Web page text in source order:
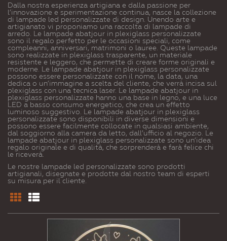
Dalla nostra esperienza artigiana e dalla passione per
l’innovazione e sperimentazione continua, nasce la collezione
di lampade led personalizzate di design. Unendo arte e
artigianato vi proponiamo una raccolta di lampade di
arredo. Le lampade abatjour in plexiglass personalizzate
sono il regalo perfetto per le occasioni speciali, come
compleanni, anniversari, matrimoni o lauree. Queste lampade
sono realizzate in plexiglass trasparente, un materiale
resistente e leggero, che permette di creare forme originali e
moderne. Le lampade abatjour in plexiglass personalizzate
possono essere personalizzate con il nome, la data, una
dedica o un’immagine a scelta del cliente, che verrà incisa sul
plexiglass con una tecnica laser. Le lampade abatjour in
plexiglass personalizzate hanno una base in legno, e una luce
LED a basso consumo energetico, che crea un effetto
luminoso suggestivo. Le lampade abatjour in plexiglass
personalizzate sono disponibili in diverse dimensioni e
possono essere facilmente collocate in qualsiasi ambiente,
dal soggiorno alla camera da letto, dall’ufficio al negozio. Le
lampade abatjour in plexiglass personalizzate sono un’idea
regalo originale e di qualità, che sorprenderà e farà felice chi
le riceverà.
Le nostre lampade led personalizzate sono prodotti
artigianali, disegnate e prodotte dal nostro team di esperti
su misura per il cliente.